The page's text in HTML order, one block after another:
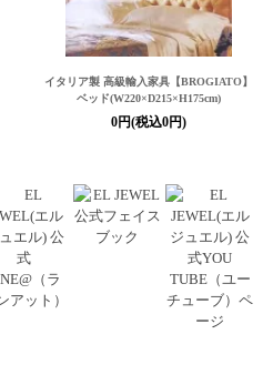
イタリア製 高級輸入家具【BROGIATO】
ベッド(W220×D215×H175cm)
0円(税込0円)